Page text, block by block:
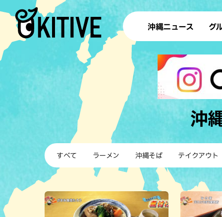
沖縄ニュース グ
ラ
テイ
すし
沖
ステー
その他
ブッフェ
沖
すべて ラーメン 沖縄そば テイクアウト